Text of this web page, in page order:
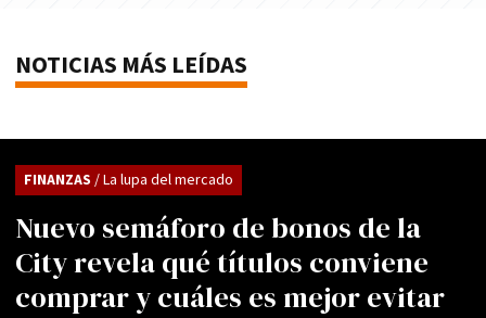
NOTICIAS MÁS LEÍDAS
Nuevo semáforo de bonos de la
City revela qué títulos conviene
comprar y cuáles es mejor evitar
FINANZAS / La lupa del mercado